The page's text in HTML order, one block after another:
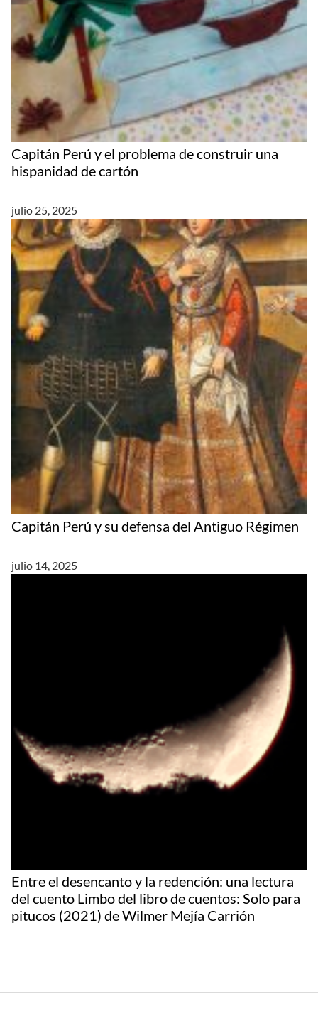
Capitán Perú y el problema de construir una
hispanidad de cartón
julio 25, 2025
Capitán Perú y su defensa del Antiguo Régimen
julio 14, 2025
Entre el desencanto y la redención: una lectura
del cuento Limbo del libro de cuentos: Solo para
pitucos (2021) de Wilmer Mejía Carrión